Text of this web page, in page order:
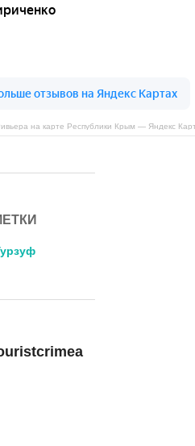
на карте Республики Крым — Яндекс
ЗАПИСИ